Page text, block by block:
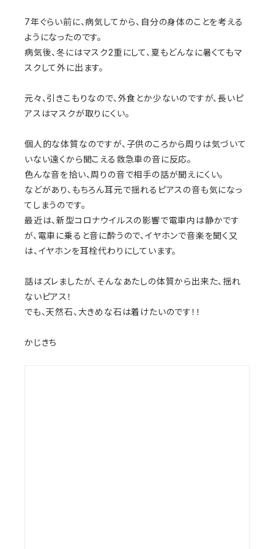
7年ぐらい前に、病気してから、自分の身体のことを考える
ようになったのです。
病気後、冬にはマスク2重にして、夏もどんなに暑くてもマ
スクして外に出ます。
元々、引きこもりなので、外食とか少ないのですが、長いピ
アスはマスクが取りにくい。
個人的な体質なのですが、子供のころから周りは気づいて
いない遠くから聞こえる救急車の音に反応。
色んな音を拾い、周りの音で相手の話が聞えにくい。
などがあり、もちろん耳元で揺れるピアスの音も気になっ
てしまうのです。
最近は、新型コロナウイルスの影響で電車内は静かです
が、電車に乗ると音に酔うので、イヤホンで音楽を聞く又
は、イヤホンを耳栓代わりにしています。
話はズレましたが、そんなあたしの体質から出来た、揺れ
ないピアス！
でも、天然石、大きめな石は着けたいのです！！
かじきち